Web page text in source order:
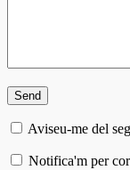
Aviseu-me del
Notifica'm per